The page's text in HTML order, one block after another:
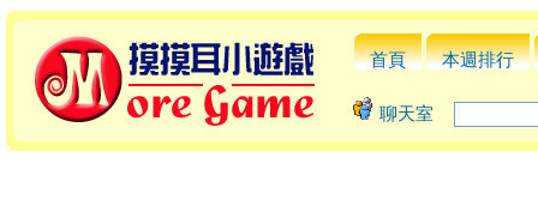
首頁 本週排行
聊天室